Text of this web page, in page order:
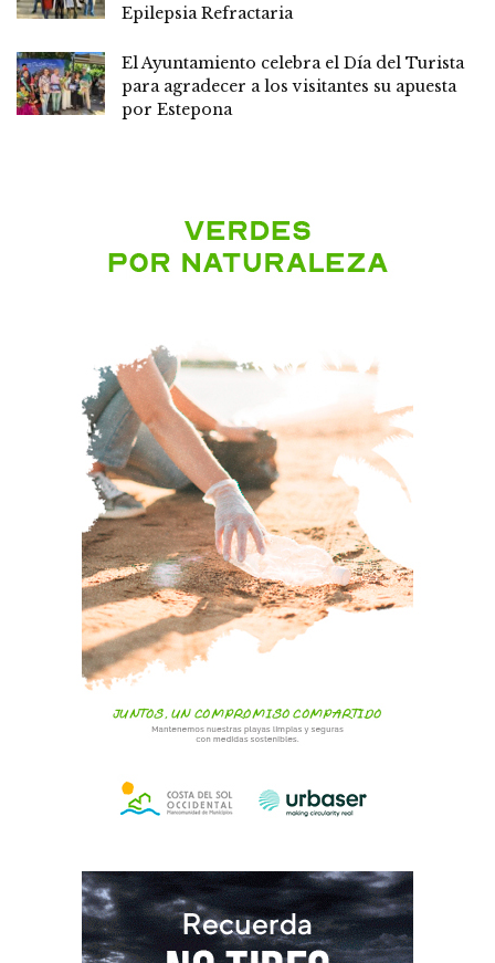
Epilepsia Refractaria
El Ayuntamiento celebra el Día del Turista
para agradecer a los visitantes su apuesta
por Estepona